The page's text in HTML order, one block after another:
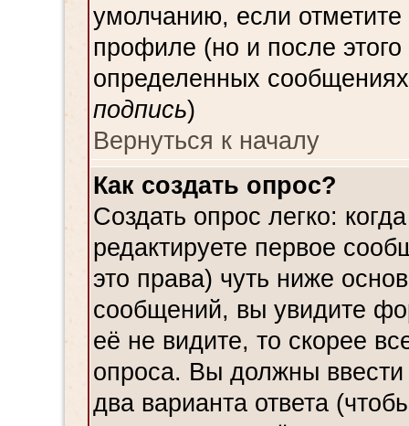
умолчанию, если
профиле (но и после
определенных
подпись)
Вернуться к началу
Как создать опрос?
Создать опрос легко:
редактируете первое
это права) чуть ниже
сообщений, вы увидите
её не видите, то скорее
опроса. Вы должны
два варианта ответа